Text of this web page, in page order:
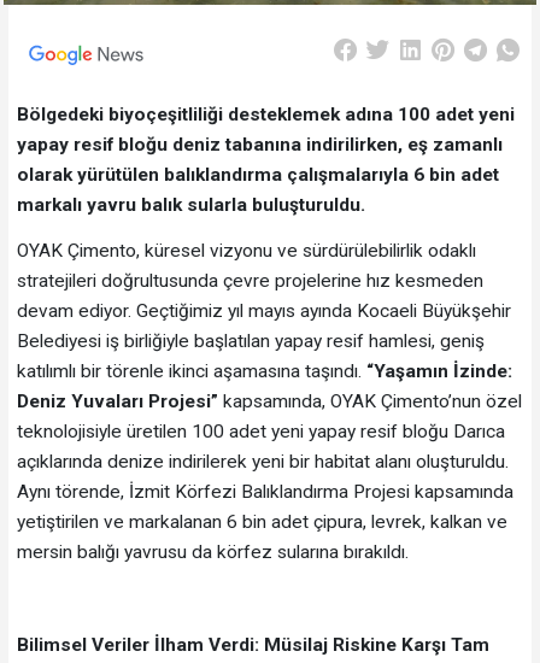
Bölgedeki biyoçeşitliliği desteklemek adına 100 adet yeni
yapay resif bloğu deniz tabanına indirilirken, eş zamanlı
olarak yürütülen balıklandırma çalışmalarıyla 6 bin adet
markalı yavru balık sularla buluşturuldu.
OYAK Çimento, küresel vizyonu ve sürdürülebilirlik odaklı
stratejileri doğrultusunda çevre projelerine hız kesmeden
devam ediyor. Geçtiğimiz yıl mayıs ayında Kocaeli Büyükşehir
Belediyesi iş birliğiyle başlatılan yapay resif hamlesi, geniş
katılımlı bir törenle ikinci aşamasına taşındı. “Yaşamın İzinde:
Deniz Yuvaları Projesi” kapsamında, OYAK Çimento’nun özel
teknolojisiyle üretilen 100 adet yeni yapay resif bloğu Darıca
açıklarında denize indirilerek yeni bir habitat alanı oluşturuldu.
Aynı törende, İzmit Körfezi Balıklandırma Projesi kapsamında
yetiştirilen ve markalanan 6 bin adet çipura, levrek, kalkan ve
mersin balığı yavrusu da körfez sularına bırakıldı.
Bilimsel Veriler İlham Verdi: Müsilaj Riskine Karşı Tam